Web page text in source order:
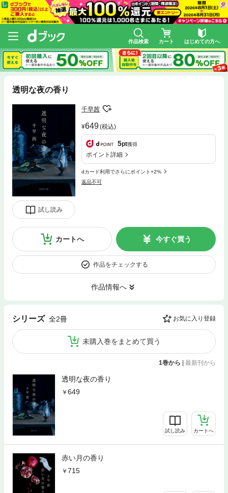
作品検索 カート はじめての方へ
透明な夜の香り
試し読み
千早茜
649(税込)
5pt獲得
ポイント詳細
dカード利用でさらにポイント+2%
返品不可
カートへ 今すぐ買う
作品をチェックする
作品情報へ
シリーズ 全2冊 お気に入り登録
未購入巻をまとめて買う
1巻から | 最新刊から
透明な夜の香り
649
試し読み カートへ
赤い月の香り
715